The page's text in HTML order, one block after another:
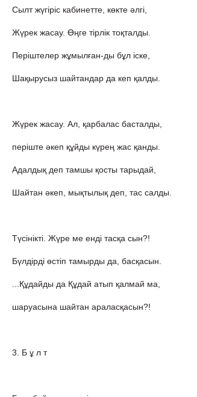
Сылт жүгіріс кабинетте, көкте әлгі,
Жүрек жасау. Өңге тірлік тоқталды.
Періштелер жұмылған-ды бұл іске,
Шақырусыз шайтандар да кеп қалды.
Жүрек жасау. Ал, қарбалас басталды,
періште әкеп құйды күрең жас қанды.
Адалдық деп тамшы қосты тарыдай,
Шайтан әкеп, мықтылық деп, тас салды.
Түсінікті. Жүре ме енді тасқа сын?!
Бүлдірді өстіп тамырды да, басқасын.
...Құдайды да Құдай атып қалмай ма,
шаруасына шайтан араласқасын?!
3. Б ұ л т